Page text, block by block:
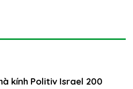
kính Politiv Israel 200